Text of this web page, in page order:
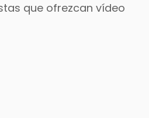
que ofrezcan vídeo